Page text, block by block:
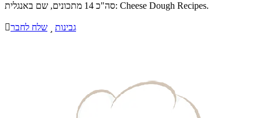
סה"כ 14 מתכונים, שם באנגלית: Cheese Dough Recipes.
שלח לחבר גבינות